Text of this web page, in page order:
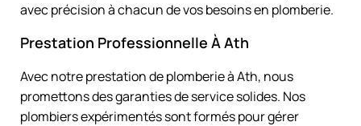
avec précision à chacun de vos besoins en plomberie.
Prestation Professionnelle À Ath
Avec notre prestation de plomberie à Ath, nous
promettons des garanties de service solides. Nos
plombiers expérimentés sont formés pour gérer